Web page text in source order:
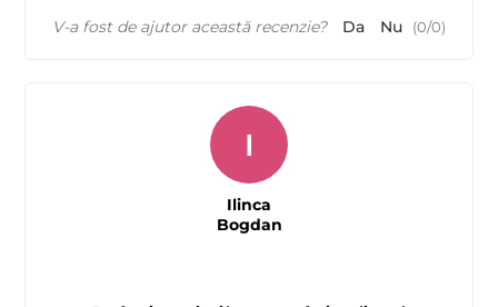
V-a fost de ajutor această recenzie? Da Nu (0/0)
I
Ilinca
Bogdan